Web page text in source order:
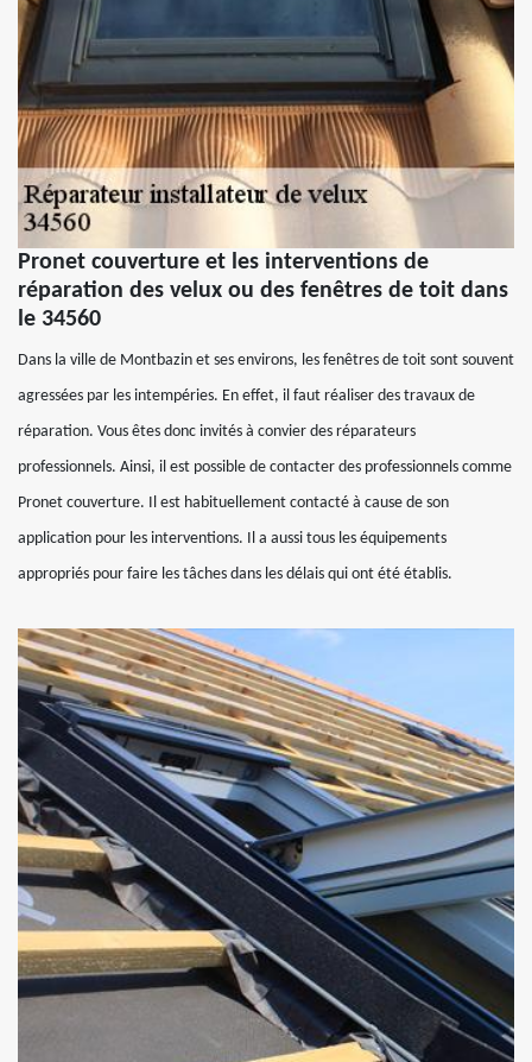
Pronet couverture et les interventions de
réparation des velux ou des fenêtres de toit dans
le 34560
Dans la ville de Montbazin et ses environs, les fenêtres de toit sont souvent
agressées par les intempéries. En effet, il faut réaliser des travaux de
réparation. Vous êtes donc invités à convier des réparateurs
professionnels. Ainsi, il est possible de contacter des professionnels comme
Pronet couverture. Il est habituellement contacté à cause de son
application pour les interventions. Il a aussi tous les équipements
appropriés pour faire les tâches dans les délais qui ont été établis.